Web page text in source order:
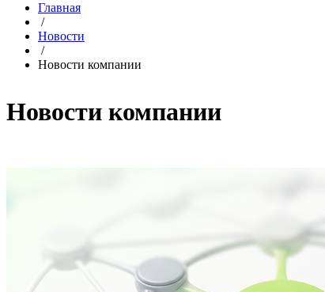
Главная
/
Новости
/
Новости компании
Новости компании